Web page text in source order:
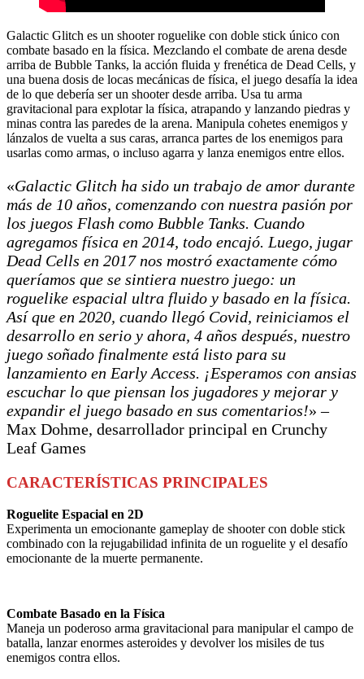
Galactic Glitch es un shooter roguelike con doble stick único con
combate basado en la física. Mezclando el combate de arena desde
arriba de Bubble Tanks, la acción fluida y frenética de Dead Cells, y
una buena dosis de locas mecánicas de física, el juego desafía la idea
de lo que debería ser un shooter desde arriba. Usa tu arma
gravitacional para explotar la física, atrapando y lanzando piedras y
minas contra las paredes de la arena. Manipula cohetes enemigos y
lánzalos de vuelta a sus caras, arranca partes de los enemigos para
usarlas como armas, o incluso agarra y lanza enemigos entre ellos.
«Galactic Glitch ha sido un trabajo de amor durante
más de 10 años, comenzando con nuestra pasión por
los juegos Flash como Bubble Tanks. Cuando
agregamos física en 2014, todo encajó. Luego, jugar
Dead Cells en 2017 nos mostró exactamente cómo
queríamos que se sintiera nuestro juego: un
roguelike espacial ultra fluido y basado en la física.
Así que en 2020, cuando llegó Covid, reiniciamos el
desarrollo en serio y ahora, 4 años después, nuestro
juego soñado finalmente está listo para su
lanzamiento en Early Access. ¡Esperamos con ansias
escuchar lo que piensan los jugadores y mejorar y
expandir el juego basado en sus comentarios!» –
Max Dohme, desarrollador principal en Crunchy
Leaf Games
CARACTERÍSTICAS PRINCIPALES
Roguelite Espacial en 2D
Experimenta un emocionante gameplay de shooter con doble stick
combinado con la rejugabilidad infinita de un roguelite y el desafío
emocionante de la muerte permanente.
Combate Basado en la Física
Maneja un poderoso arma gravitacional para manipular el campo de
batalla, lanzar enormes asteroides y devolver los misiles de tus
enemigos contra ellos.